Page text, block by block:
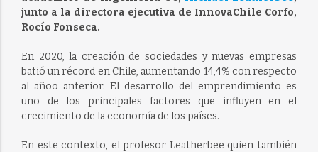
junto a la directora ejecutiva de InnovaChile Corfo,
Rocío Fonseca.
En 2020, la creación de sociedades y nuevas empresas
batió un récord en Chile, aumentando 14,4% con respecto
al añoo anterior. El desarrollo del emprendimiento es
uno de los principales factores que influyen en el
crecimiento de la economía de los países.
En este contexto, el profesor Leatherbee quien también